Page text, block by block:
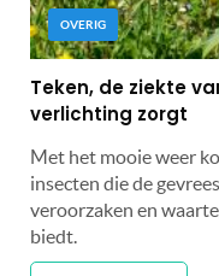
OVERIG
Teken, de ziekte
verlichting zorgt
Met het mooie weer
insecten die de
veroorzaken en
biedt.